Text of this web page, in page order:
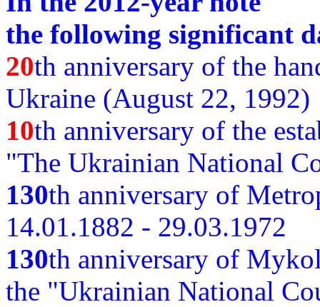
the following significant
20th anniversary of the
Ukraine (August 22, 1992)
10th anniversary of the
"The Ukrainian National
130th anniversary of
14.01.1882 - 29.03.1972
130th anniversary of
the "Ukrainian National